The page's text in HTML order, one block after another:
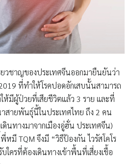
วชาญของประเทศจีนออกมายืนยันว่า
ที่ทำให้โรคปอดอักเสบนั้นสามารถ
ห้มีผู้ป่วยที่เสียชีวิตแล้ว 3 ราย และที่
สายพันธุ์นี้ในประเทศไทย ถึง 2 คน
นทางมาจากเมืองอู่ฮั่น ประเทศจีน)
หมี TQM จึงมี “วิธีป้องกัน ไวรัสโคโร
ใครที่ต้องเดินทางเข้าพื้นที่เสี่ยงเชื้อ